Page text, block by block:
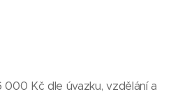
000 Kč dle úvazku, vzdělání a